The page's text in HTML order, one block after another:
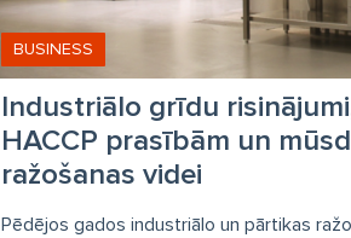
Industriālo grīdu
HACCP prasībām un
ražošanas videi
BUSINESS
Pēdējos gados industriālo un pārtikas